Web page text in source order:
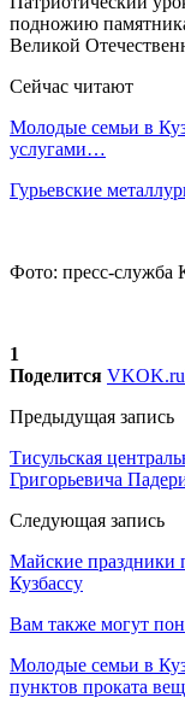
подножию
Великой
Сейчас читают
Молодые семьи в
услугами…
Гурьевские
Фото: пресс-служба
1
Поделится VKOK.ru
Предыдущая запись
Тисульская
Григорьевича
Следующая запись
Майские праздники
Кузбассу
Вам также могут
Молодые семьи в
пунктов проката